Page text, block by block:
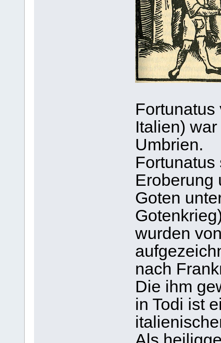
Fortunatus
Italien)
Umbrien.
Fortunatus
Eroberung
Goten
wurden
nach
Die ihm
in Todi ist